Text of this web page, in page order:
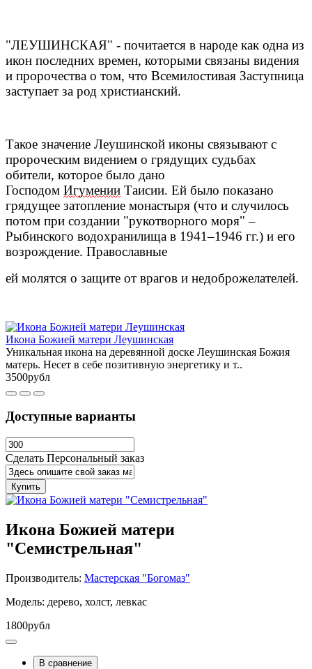
"ЛЕУШИНСКАЯ" - почитается в народе как одна из
икон последних времен, которыми связаны видения
и пророчества о том, что Всемилостивая Заступница
заступает за род христианский.
Такое значение Леушинской иконы связывают с
пророческим видением о грядущих судьбах
обители, которое было дано
Господом Игумении Таисии. Ей было показано
грядущее затопление монастыря (что и случилось
потом при создании "рукотворного моря" –
Рыбинского водохранилища в 1941–1946 гг.) и его
возрождение. Православные
ей молятся о защите от врагов и недоброжелателей.
Икона Божией матери Леушинская
Уникальная икона на деревянной доске Леушинская Божия
матерь. Несет в себе позитивную энергетику и т..
3500рубл
Доступные варианты
Сделать Персональный заказ
Купить
Икона Божией матери
"Семистрельная"
Производитель: Мастерская "Богомаз"
Модель: дерево, холст, левкас
1800рубл
В сравнение